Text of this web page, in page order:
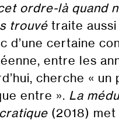
ordre-là quand
trouvé traite aussi
d’une certaine
entre les
cherche « un
entre ». La
(2018)